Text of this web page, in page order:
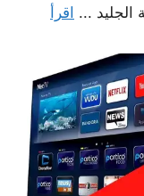
الجليد ... اقرأ